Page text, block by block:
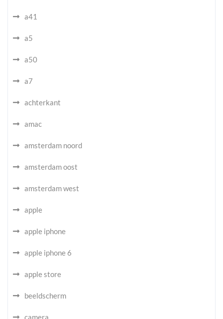
a41
a5
a50
a7
achterkant
amac
amsterdam noord
amsterdam oost
amsterdam west
apple
apple iphone
apple iphone 6
apple store
beeldscherm
camera